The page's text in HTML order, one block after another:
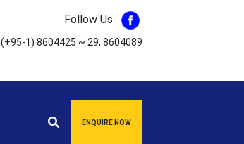
Follow Us
(+95-1) 8604425 ~ 29, 8604089
ENQUIRE NOW